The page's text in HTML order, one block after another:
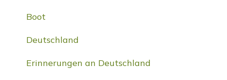
Boot
Deutschland
Erinnerungen an Deutschland